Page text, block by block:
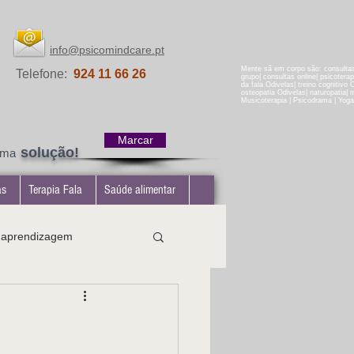
info@psicomindcare.pt
Telefone: 924 11 66 26
solução!
Marcar
Mente sã em corpo são:
grupo| consultas online|
da fala Odivelas| treino cognitivo
osteopatia Odivelas| naturopatia|
Musicoterapia | Psicodrama |
Terapia Fala Saúde alimentar